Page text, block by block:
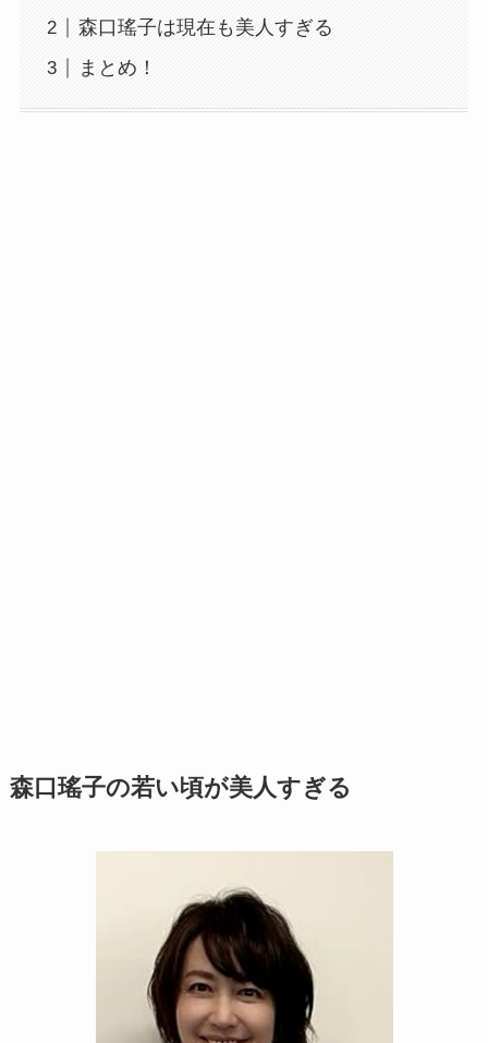
森口瑤子は現在も美人すぎる
まとめ！
森口瑤子の若い頃が美人すぎる